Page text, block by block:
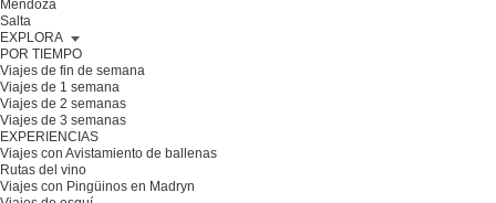
Mendoza
Salta
EXPLORA
POR TIEMPO
Viajes de fin de semana
Viajes de 1 semana
Viajes de 2 semanas
Viajes de 3 semanas
EXPERIENCIAS
Viajes con Avistamiento de ballenas
Rutas del vino
Viajes con Pingüinos en Madryn